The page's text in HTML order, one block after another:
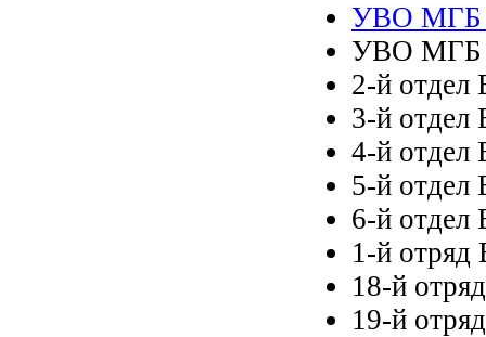
УВО МГБ
УВО МГБ
2-й отдел
3-й отдел
4-й
5-й
6-й
1-й
18-й
19-й